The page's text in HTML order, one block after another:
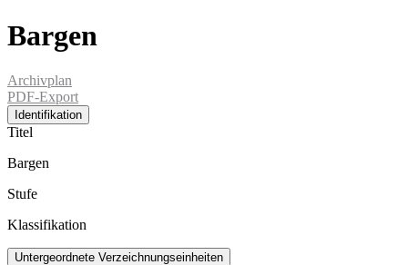
Bargen
Archivplan
PDF-Export
Identifikation
Titel
Bargen
Stufe
Klassifikation
Untergeordnete Verzeichnungseinheiten